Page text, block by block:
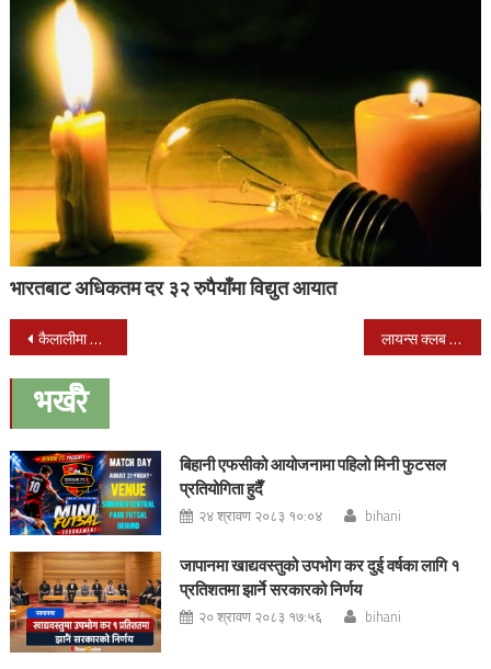
भारतबाट अधिकतम दर ३२ रुपैयाँमा विद्युत आयात
Post
navigation
कैलालीमा भिषण हावाहुरीमा परी १ जनाको मृत्यु, ४५ बढी घाईते लायन्स क्लब अफ नेपालगन्जद्वारा उज्यालो सहकारीमा निशुल्क स्वास्थ्य शिविर
भर्खरै
बिहानी एफसीको आयोजनामा पहिलो मिनी फुटसल
प्रतियोगिता हुदैँ
२४ श्रावण २०८३ १०:०४ bihani
जापानमा खाद्यवस्तुको उपभोग कर दुई वर्षका लागि १
प्रतिशतमा झार्ने सरकारको निर्णय
२० श्रावण २०८३ १७:५६ bihani